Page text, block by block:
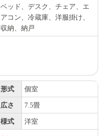
ベッド、デスク、チェア、エ
アコン、冷蔵庫、洋服掛け、
収納、納戸
形式 個室
広さ 7.5畳
様式 洋室